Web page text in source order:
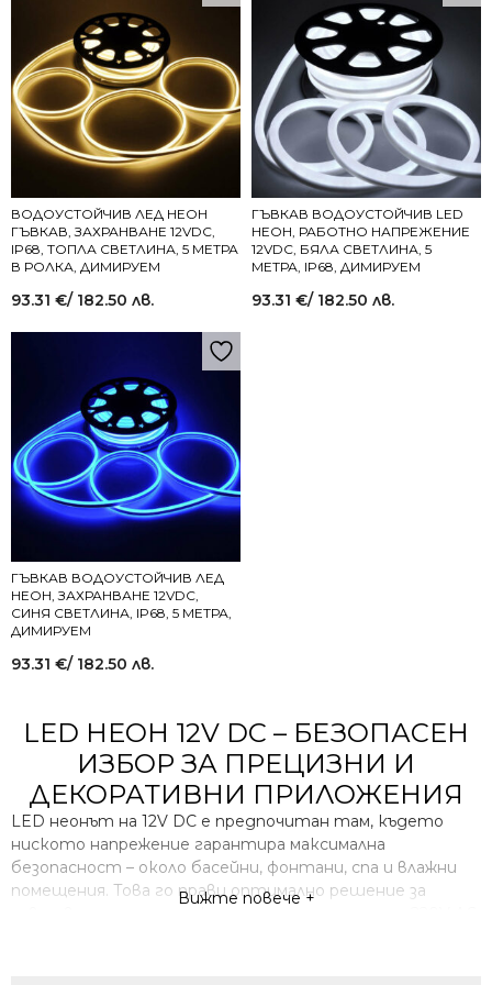
ВОДОУСТОЙЧИВ ЛЕД НЕОН
ГЪВКАВ, ЗАХРАНВАНЕ 12VDC,
IP68, ТОПЛА СВЕТЛИНА, 5 МЕТРА
В РОЛКА, ДИМИРУЕМ
93.31 €/ 182.50 лв.
ГЪВКАВ ВОДОУСТОЙЧИВ LED
НЕОН, РАБОТНО НАПРЕЖЕНИЕ
12VDC, БЯЛА СВЕТЛИНА, 5
МЕТРА, IP68, ДИМИРУЕМ
93.31 €/ 182.50 лв.
ГЪВКАВ ВОДОУСТОЙЧИВ ЛЕД
НЕОН, ЗАХРАНВАНЕ 12VDC,
СИНЯ СВЕТЛИНА, IP68, 5 МЕТРА,
ДИМИРУЕМ
93.31 €/ 182.50 лв.
LED НЕОН 12V DC – БЕЗОПАСЕН
ИЗБОР ЗА ПРЕЦИЗНИ И
ДЕКОРАТИВНИ ПРИЛОЖЕНИЯ
LED неонът на 12V DC е предпочитан там, където
ниското напрежение гарантира максимална
безопасност – около басейни, фонтани, спа и влажни
помещения. Това го прави оптимално решение за
Вижте повече +